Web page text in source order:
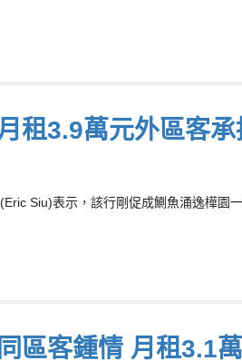
租3.9萬元外區客承
Siu)表示，該行剛促成鰂魚涌逸樺園
區客鍾情 月租3.1